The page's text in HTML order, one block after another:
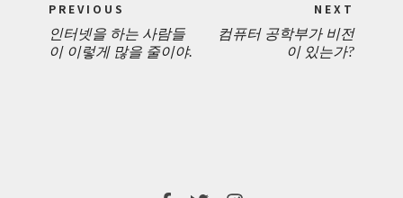
navigation
PREVIOUS
PREVIOUS
인터넷을 하는 사람들
이 이렇게 많을 줄이야.
NEXT
컴퓨터 공학부가 비전
이 있는가?